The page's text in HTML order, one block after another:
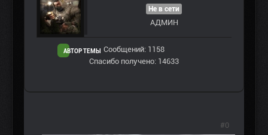
АВТОР ТЕМЫ
Не в сети
АДМИН
Сообщений: 1158
Спасибо получено: 14633
#0